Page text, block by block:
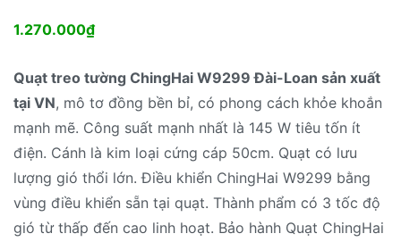
1.270.000₫
Quạt treo tường ChingHai W9299 Đài-Loan sản xuất
tại VN, mô tơ đồng bền bỉ, có phong cách khỏe khoắn
mạnh mẽ. Công suất mạnh nhất là 145 W tiêu tốn ít
điện. Cánh là kim loại cứng cáp 50cm. Quạt có lưu
lượng gió thổi lớn. Điều khiển ChingHai W9299 bằng
vùng điều khiển sẵn tại quạt. Thành phẩm có 3 tốc độ
gió từ thấp đến cao linh hoạt. Bảo hành Quạt ChingHai